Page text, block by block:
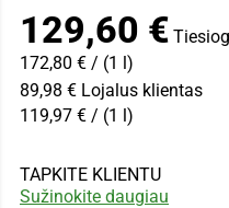
129,60 €
129,60 €
172,80 € / (1 l)
Pageidautina vertė -
89,98 € Lojalus klientas
119,97 € / (1 l)
TAPKITE KLIENTU
Sužinokite daugiau